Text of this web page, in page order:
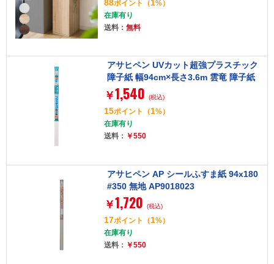
88ポイント （1%）
在庫有り
送料： 無料
アサヒペン UVカット超強プラスチック
障子紙 幅94cm×長さ3.6m 雲竜 障子紙
約2枚分 両面テープ貼
￥1,540 (税込)
15ポイント （1%）
在庫有り
送料： ￥550
アサヒペン AP シールふすま紙 94x180
#350 無地 AP9018023
￥1,720 (税込)
17ポイント （1%）
在庫有り
送料： ￥550